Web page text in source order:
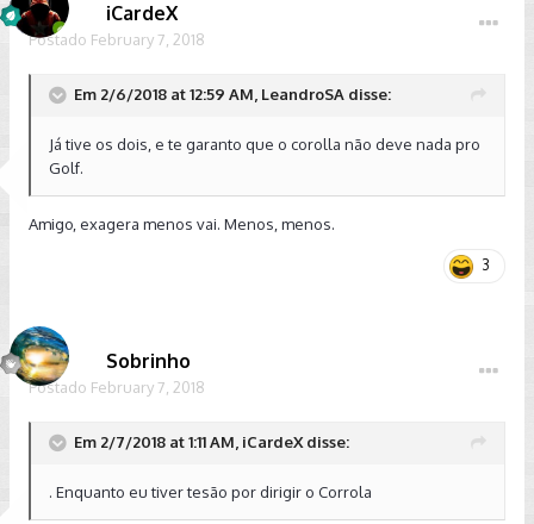
iCardeX
Postado February 7, 2018
Em 2/6/2018 at 12:59 AM, LeandroSA disse:
Já tive os dois, e te garanto que o corolla não deve nada pro
Golf.
Amigo, exagera menos vai. Menos, menos.
3
Sobrinho
Postado February 7, 2018
Em 2/7/2018 at 1:11 AM, iCardeX disse:
. Enquanto eu tiver tesão por dirigir o Corrola